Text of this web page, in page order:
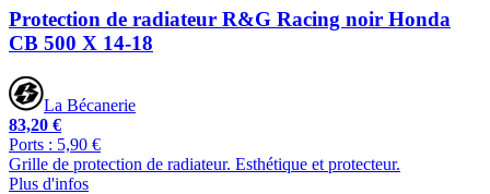
Protection de radiateur R&G Racing noir Honda
CB 500 X 14-18
La Bécanerie
83,20 €
Ports : 5,90 €
Grille de protection de radiateur. Esthétique et protecteur.
Plus d'infos